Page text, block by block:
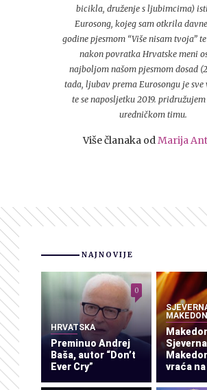
bicikla, druženje s ljubimcima)
Eurosong, kojeg sam otkrila
godine pjesmom “Više nisam tvoja”
nakon povratka Hrvatske meni
najboljom našom pjesmom dosad
tada, ljubav prema Eurosongu je sve
te se naposljetku 2019.
uredničkom timu.
Više članaka odMarija
NAJNOVIJE
HRVATSKA
Preminuo Andrej
Baša, autor “Don’t
Ever Cry”
0
Sjeverna
vraća